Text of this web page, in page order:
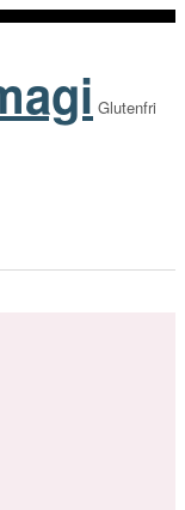
Glutenfri